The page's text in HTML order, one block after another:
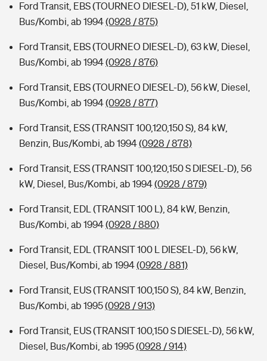
Ford Transit, EBS (TOURNEO DIESEL-D), 51 kW, Diesel,
Bus/Kombi, ab 1994(0928 / 875)
Ford Transit, EBS (TOURNEO DIESEL-D), 63 kW, Diesel,
Bus/Kombi, ab 1994(0928 / 876)
Ford Transit, EBS (TOURNEO DIESEL-D), 56 kW, Diesel,
Bus/Kombi, ab 1994(0928 / 877)
Ford Transit, ESS (TRANSIT 100,120,150 S), 84 kW,
Benzin, Bus/Kombi, ab 1994(0928 / 878)
Ford Transit, ESS (TRANSIT 100,120,150 S DIESEL-D), 56
kW, Diesel, Bus/Kombi, ab 1994(0928 / 879)
Ford Transit, EDL (TRANSIT 100 L), 84 kW, Benzin,
Bus/Kombi, ab 1994(0928 / 880)
Ford Transit, EDL (TRANSIT 100 L DIESEL-D), 56 kW,
Diesel, Bus/Kombi, ab 1994(0928 / 881)
Ford Transit, EUS (TRANSIT 100,150 S), 84 kW, Benzin,
Bus/Kombi, ab 1995(0928 / 913)
Ford Transit, EUS (TRANSIT 100,150 S DIESEL-D), 56 kW,
Diesel, Bus/Kombi, ab 1995(0928 / 914)